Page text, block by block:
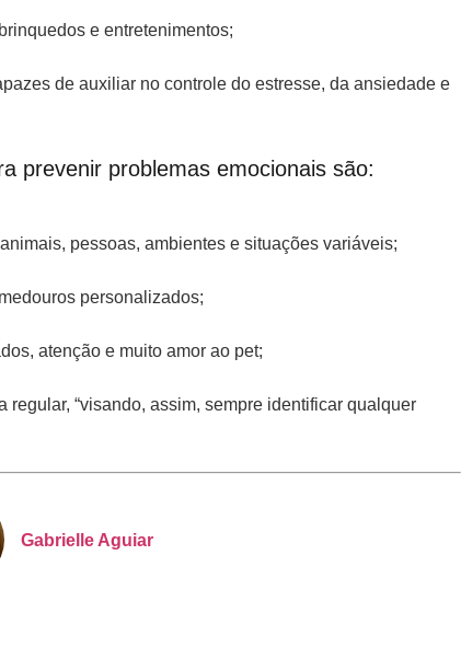
e entretenimentos;
de auxiliar no controle do estresse, da ansiedade e
prevenir problemas emocionais são:
pessoas, ambientes e situações variáveis;
personalizados;
atenção e muito amor ao pet;
“visando, assim, sempre identificar qualquer
Gabrielle Aguiar